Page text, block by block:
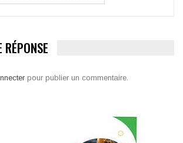
RÉPONSE
pour publier un commentaire.